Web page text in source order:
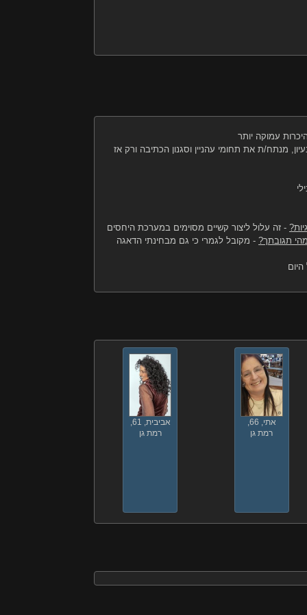
עמוקה יותר
מנתח/ת את תחומי עהניין וסגנון הכתיבה ורק אז
- זה עלול ליצור קשיים מסוימים במערכת היחסים
תגובתך? - מקובל לגמרי כי גם מבחינתי הדאגה
אתי, 66,
רמת גן
אביבית, 61,
רמת גן